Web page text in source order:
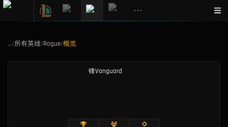
•••
…/所有英雄/Rogue/概览